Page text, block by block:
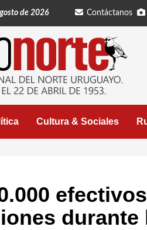
de 2026 Contáctanos
Cultura & Sociales